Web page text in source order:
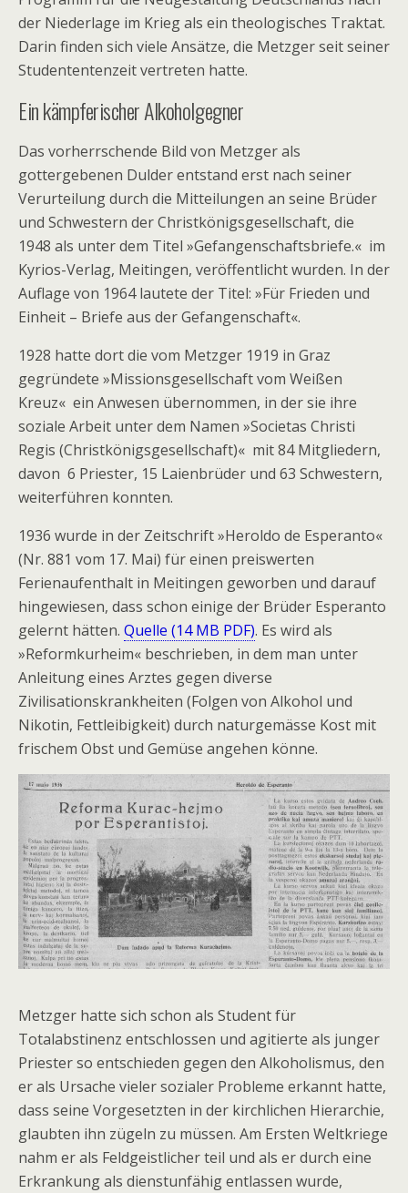
der Niederlage im Krieg als ein theologisches Traktat.
Darin finden sich viele Ansätze, die Metzger seit seiner
Studententenzeit vertreten hatte.
Ein kämpferischer Alkoholgegner
Das vorherrschende Bild von Metzger als
gottergebenen Dulder entstand erst nach seiner
Verurteilung durch die Mitteilungen an seine Brüder
und Schwestern der Christkönigsgesellschaft, die
1948 als unter dem Titel »Gefangenschaftsbriefe.« im
Kyrios-Verlag, Meitingen, veröffentlicht wurden. In der
Auflage von 1964 lautete der Titel: »Für Frieden und
Einheit – Briefe aus derGefangenschaft«.
1928 hatte dort die vom Metzger 1919 in Graz
gegründete »Missionsgesellschaft vom Weißen
Kreuz« ein Anwesen übernommen, in der sie ihre
soziale Arbeit unter dem Namen »Societas Christi
Regis (Christkönigsgesellschaft)« mit 84 Mitgliedern,
davon 6 Priester, 15 Laienbrüder und 63 Schwestern,
weiterführen konnten.
1936 wurde in der Zeitschrift »Heroldo de Esperanto«
(Nr. 881 vom 17. Mai) für einen preiswerten
Ferienaufenthalt in Meitingen geworben und darauf
hingewiesen, dass schon einige der Brüder Esperanto
gelernt hätten. Quelle (14 MB PDF). Es wird als
»Reformkurheim« beschrieben, in dem man unter
Anleitung eines Arztes gegen diverse
Zivilisationskrankheiten (Folgen von Alkohol und
Nikotin, Fettleibigkeit) durch naturgemässe Kost mit
frischem Obst und Gemüse angehen könne.
Metzger hatte sich schon als Student für
Totalabstinenz entschlossen und agitierte als junger
Priester so entschieden gegen den Alkoholismus, den
er als Ursache vieler sozialer Probleme erkannt hatte,
dass seine Vorgesetzten in der kirchlichen Hierarchie,
glaubten ihn zügeln zu müssen. Am Ersten Weltkriege
nahm er als Feldgeistlicher teil und als er durch eine
Erkrankung als dienstunfähig entlassen wurde,